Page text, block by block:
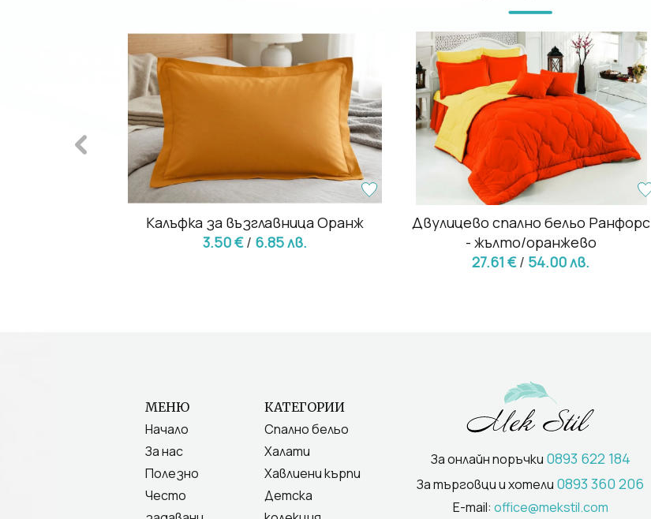
Калъфка за възглавница Оранж
3.50 € / 6.85 лв.
Двулицево спално бельо Ранфорс
- жълто/оранжево
27.61 €/ 54.00 лв.
МЕНЮ
Начало
За нас
Полезно
Често
КАТЕГОРИИ
Спално бельо
Халати
Хавлиени кърпи
Детска
За онлайн поръчки 0893 622 184
За търговци и хотели 0893 360 206
E-mail: office@mekstil.com